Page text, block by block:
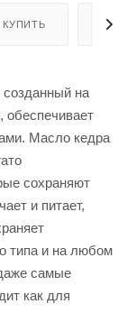
КУПИТЬ
на
обеспечивает
Масло кедра
сохраняют
и питает,
типа и на любом
самые
как для